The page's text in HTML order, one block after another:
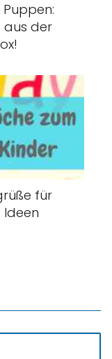
Puppen:
aus der
für
Ideen